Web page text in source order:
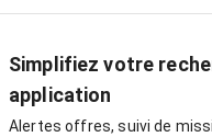
Simplifiez votre
application
Alertes offres, suivi de